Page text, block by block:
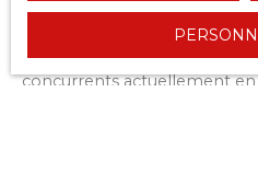
parfaitement le marché.
estimation prix maison Dax
plus, elle ajuste le prix en
concurrents actuellement en